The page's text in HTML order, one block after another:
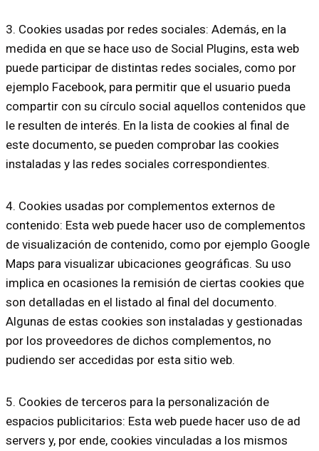
3. Cookies usadas por redes sociales: Además, en la
medida en que se hace uso de Social Plugins, esta web
puede participar de distintas redes sociales, como por
ejemplo Facebook, para permitir que el usuario pueda
compartir con su círculo social aquellos contenidos que
le resulten de interés. En la lista de cookies al final de
este documento, se pueden comprobar las cookies
instaladas y las redes sociales correspondientes.
4. Cookies usadas por complementos externos de
contenido: Esta web puede hacer uso de complementos
de visualización de contenido, como por ejemplo Google
Maps para visualizar ubicaciones geográficas. Su uso
implica en ocasiones la remisión de ciertas cookies que
son detalladas en el listado al final del documento.
Algunas de estas cookies son instaladas y gestionadas
por los proveedores de dichos complementos, no
pudiendo ser accedidas por esta sitio web.
5. Cookies de terceros para la personalización de
espacios publicitarios: Esta web puede hacer uso de ad
servers y, por ende, cookies vinculadas a los mismos